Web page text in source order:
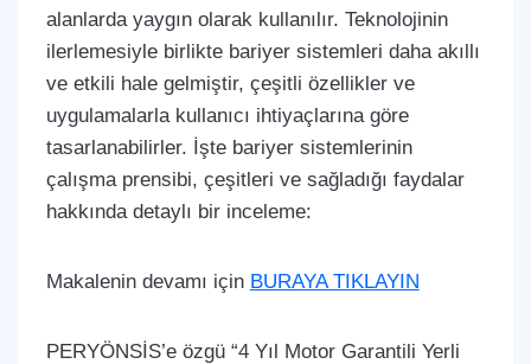
alanlarda yaygın olarak kullanılır. Teknolojinin
ilerlemesiyle birlikte bariyer sistemleri daha akıllı
ve etkili hale gelmiştir, çeşitli özellikler ve
uygulamalarla kullanıcı ihtiyaçlarına göre
tasarlanabilirler. İşte bariyer sistemlerinin
çalışma prensibi, çeşitleri ve sağladığı faydalar
hakkında detaylı bir inceleme:
Makalenin devamı için BURAYA TIKLAYIN
PERYÖNSİS’e özgü “4 Yıl Motor Garantili Yerli